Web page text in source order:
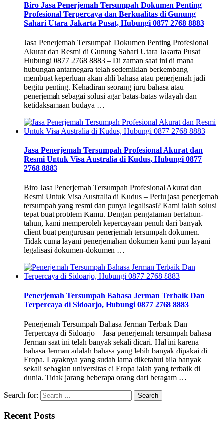
Biro Jasa Penerjemah Tersumpah Dokumen Penting
Profesional Terpercaya dan Berkualitas di Gunung
Sahari Utara Jakarta Pusat, Hubungi 0877 2768 8883
Jasa Penerjemah Tersumpah Dokumen Penting Profesional
Akurat dan Resmi di Gunung Sahari Utara Jakarta Pusat
Hubungi 0877 2768 8883 – Di zaman saat ini di mana
hubungan antarnegara telah sedemikian berkembang
membuat keperluan akan ahli bahasa atau penerjemah jadi
begitu penting. Kehadiran seorang juru bahasa atau
penerjemah sebagai solusi agar batas-batas wilayah dan
ketidaksamaan budaya …
Jasa Penerjemah Tersumpah Profesional Akurat dan
Resmi Untuk Visa Australia di Kudus, Hubungi 0877
2768 8883
Biro Jasa Penerjemah Tersumpah Profesional Akurat dan
Resmi Untuk Visa Australia di Kudus – Perlu jasa penerjemah
tersumpah yang resmi dan punya legalisasi? Kami ialah solusi
tepat buat problem Kamu. Dengan pengalaman bertahun-
tahun, kami memperoleh kepercayaan penuh dari banyak
client buat pengurusan penerjemah tersumpah dokumen.
Tidak cuma layani penerjemahan dokumen kami pun layani
legalisasi dokumen-dokumen …
Penerjemah Tersumpah Bahasa Jerman Terbaik Dan
Terpercaya di Sidoarjo, Hubungi 0877 2768 8883
Penerjemah Tersumpah Bahasa Jerman Terbaik Dan
Terpercaya di Sidoarjo – Jasa penerjemah tersumpah bahasa
Jerman saat ini telah banyak sekali dicari. Hal ini karena
bahasa Jerman adalah bahasa yang lebih banyak dipakai di
Eropa. Layaknya yang sudah lama diketahui bila banyak
sekali sebagian universitas di Eropa ialah yang terbaik di
dunia. Tidak jarang beberapa orang dari beragam …
Search for:
Recent Posts